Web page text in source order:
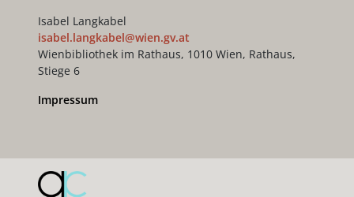
Isabel Langkabel
isabel.langkabel@wien.gv.at
Wienbibliothek im Rathaus, 1010 Wien, Rathaus,
Stiege 6
Impressum